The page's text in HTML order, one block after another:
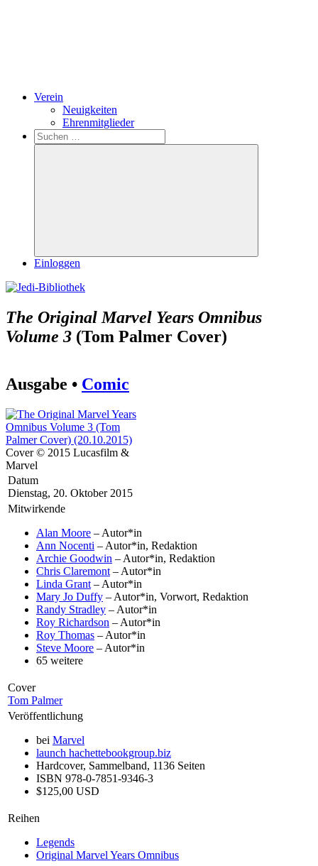
Verein
Neuigkeiten
Ehrenmitglieder
Search
Suchen
nach:
Suchen
Einloggen
The Original Marvel Years Omnibus
Volume 3 (Tom Palmer Cover)
Ausgabe • Comic
Cover © 2015 Lucasfilm &
Marvel
Datum
Dienstag, 20. Oktober 2015
Mitwirkende
Alan Moore – Autor*in
Ann Nocenti – Autor*in, Redaktion
Archie Goodwin – Autor*in, Redaktion
Chris Claremont – Autor*in
Linda Grant – Autor*in
Mary Jo Duffy – Autor*in, Vorwort, Redaktion
Randy Stradley – Autor*in
Roy Richardson – Autor*in
Roy Thomas – Autor*in
Steve Moore – Autor*in
65 weitere
Cover
Tom Palmer
Veröffentlichung
bei Marvel
launch hachettebookgroup.biz
Hardcover, Sammelband, 1136 Seiten
ISBN 978-0-7851-9346-3
$125,00 USD
Reihen
Legends
Original Marvel Years Omnibus